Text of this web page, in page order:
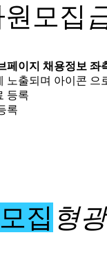
모집
페이지 채용정보 좌
노출되며 아이콘 으
등록
록
집 형